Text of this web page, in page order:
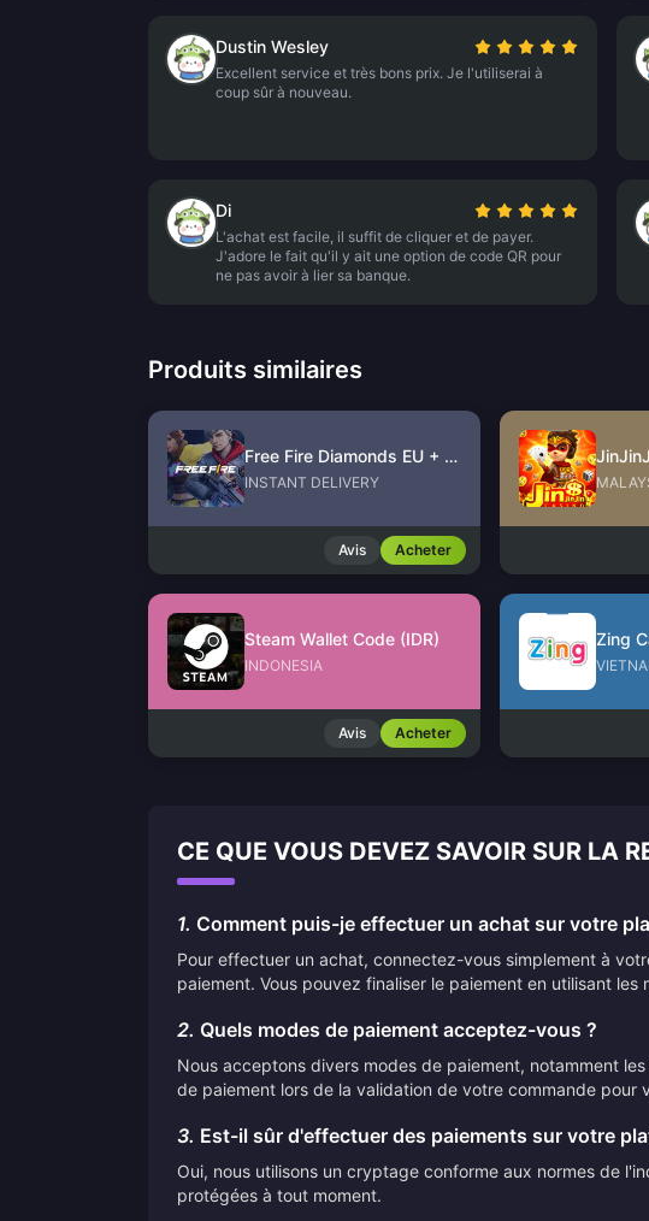
Dustin Wesley
Excellent service et très bons prix. Je l'utiliserai à
coup sûr à nouveau.
Di
L'achat est facile, il suffit de cliquer et de payer.
J'adore le fait qu'il y ait une option de code QR pour
ne pas avoir à lier sa banque.
Produits similaires
Free Fire Diamonds EU + TR
INSTANT DELIVERY
Avis Acheter
Steam Wallet Code (IDR)
INDONESIA
Avis Acheter
Zing
CE QUE VOUS DEVEZ SAVOIR SUR LA
1. Comment puis-je effectuer un achat sur votre
Pour effectuer un achat, connectez-vous simplement à
paiement. Vous pouvez finaliser le paiement en utilisant
2. Quels modes de paiement acceptez-vous ?
Nous acceptons divers modes de paiement, notamment
de paiement lors de la validation de votre commande pour
3. Est-il sûr d'effectuer des paiements sur votre
Oui, nous utilisons un cryptage conforme aux normes de
protégées à tout moment.